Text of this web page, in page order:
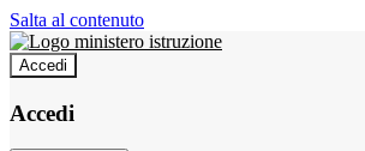
Salta al contenuto
Accedi
Accedi